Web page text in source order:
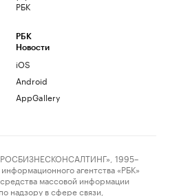
РБК
РБК
Новости
iOS
Android
AppGallery
1995–
агентства «РБК»
массовой информации
надзору в сфере связи,